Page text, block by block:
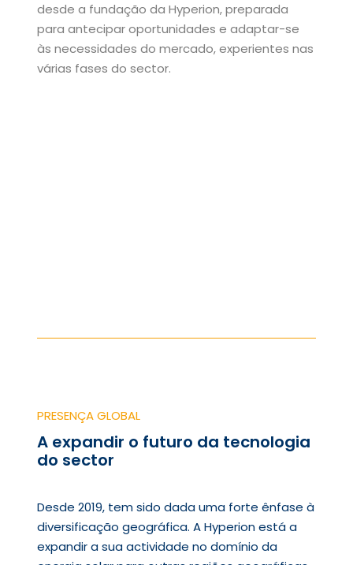
desde a fundação da Hyperion, preparada
para antecipar oportunidades e adaptar-se
às necessidades do mercado, experientes nas
várias fases do sector.
PRESENÇA GLOBAL
A expandir o futuro da tecnologia
do sector
Desde 2019, tem sido dada uma forte ênfase à
diversificação geográfica. A Hyperion está a
expandir a sua actividade no domínio da